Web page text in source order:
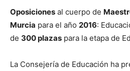
Oposiciones al cuerpo de
Murcia para el año 2016:
de 300 plazas para la etapa de
La Consejería de Educación ha